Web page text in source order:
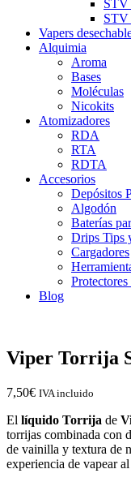
STV
STV
Vapers
Alquimia
Aroma
Bases
Moléculas
Nicokits
Atomizadores
RDA
RTA
RDTA
Accesorios
Depósitos
Algodón
Baterías
Drips Tips
Cargadores
Blog
Viper Torrija
7,50€ IVA incluido
El líquido Torrija de
torrijas combinada con
de vainilla y textura de
experiencia de vapear